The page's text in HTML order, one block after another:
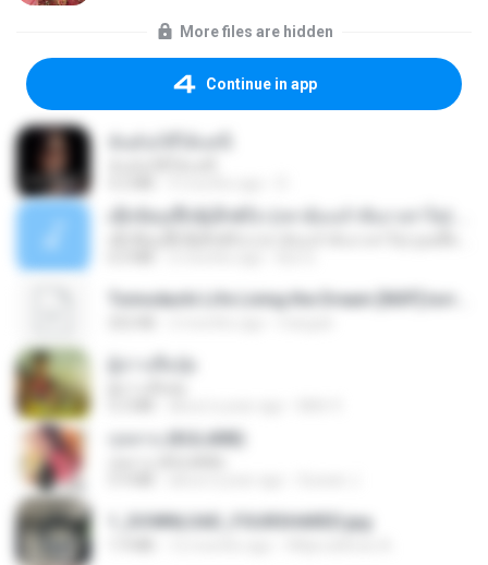
More files are hidden
Continue in app
กุหลาบ (KULARB)
1_DOWNLOAD_FOURSHARED.jpg